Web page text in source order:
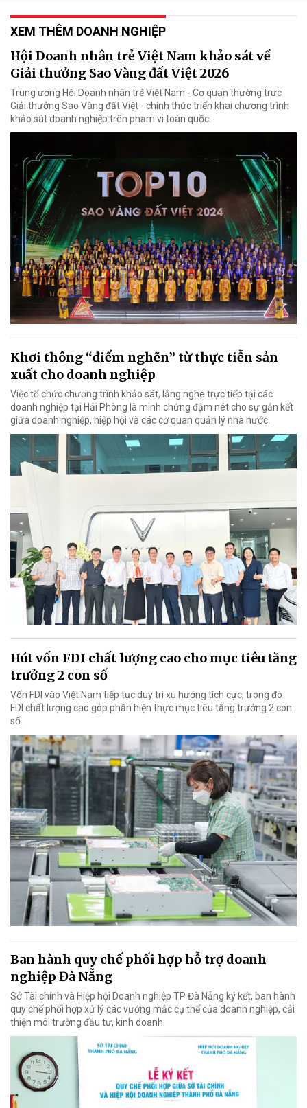
XEM THÊM DOANH NGHIỆP
Hội Doanh nhân trẻ Việt Nam khảo sát về
Giải thưởng Sao Vàng đất Việt 2026
Trung ương Hội Doanh nhân trẻ Việt Nam - Cơ quan thường trực
Giải thưởng Sao Vàng đất Việt - chính thức triển khai chương trình
khảo sát doanh nghiệp trên phạm vi toàn quốc.
Khơi thông “điểm nghẽn” từ thực tiễn sản
xuất cho doanh nghiệp
Việc tổ chức chương trình khảo sát, lắng nghe trực tiếp tại các
doanh nghiệp tại Hải Phòng là minh chứng đậm nét cho sự gắn kết
giữa doanh nghiệp, hiệp hội và các cơ quan quản lý nhà nước.
Hút vốn FDI chất lượng cao cho mục tiêu tăng
trưởng 2 con số
Vốn FDI vào Việt Nam tiếp tục duy trì xu hướng tích cực, trong đó
FDI chất lượng cao góp phần hiện thực mục tiêu tăng trưởng 2 con
số.
Ban hành quy chế phối hợp hỗ trợ doanh
nghiệp Đà Nẵng
Sở Tài chính và Hiệp hội Doanh nghiệp TP Đà Nẵng ký kết, ban hành
quy chế phối hợp xử lý các vướng mắc cụ thể của doanh nghiệp, cải
thiện môi trường đầu tư, kinh doanh.